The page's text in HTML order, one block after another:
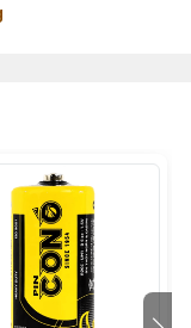
là sản
& Safe), giúp
hợp cho mọi
phòng, khách